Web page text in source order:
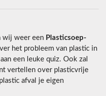
wij weer een Plasticsoep-
het probleem van plastic in
een leuke quiz. Ook zal
vertellen over plasticvrije
afval je eigen